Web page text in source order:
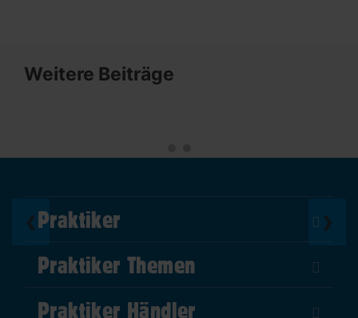
Weitere Beiträge
❮ ❯
Praktiker
Über Uns
Impressum
AGB
Praktiker Themen
DIY Helden
Praktiker Händler